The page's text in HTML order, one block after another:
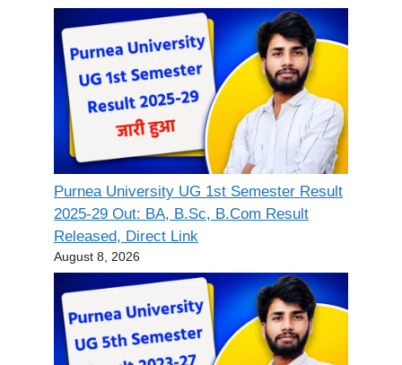
Purnea University UG 1st Semester Result
2025-29 Out: BA, B.Sc, B.Com Result
Released, Direct Link
August 8, 2026